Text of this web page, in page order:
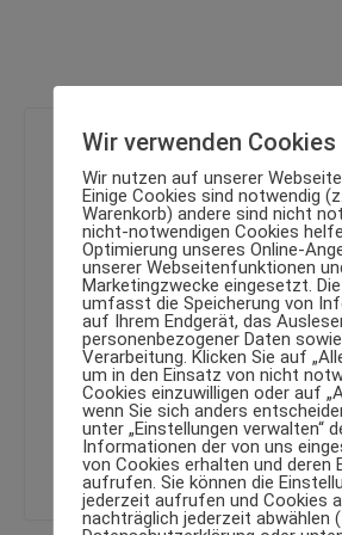
Luxus Body
Luxus-Body.de ist eine online
wertvollen Tipps rund ums Training
draußen oder Zuhause. Wir
Weg zu deinem ganz persönlichen
zeigen dir, wie Du deinen Körper auf
bringst. Hier findest Du alles für
Body Builder.
Wir verwenden Cookies
Wir nutzen auf unserer
Einige Cookies sind notwendig
Warenkorb) andere sind nicht
nicht-notwendigen Cookies
Optimierung unseres Online-
unserer Webseitenfunktionen
Marketingzwecke eingesetzt. Die
umfasst die Speicherung von
auf Ihrem Endgerät, das
personenbezogener Daten
Verarbeitung. Klicken Sie auf
um in den Einsatz von nicht
Cookies einzuwilligen oder auf
wenn Sie sich anders
unter „Einstellungen verwalten“
Informationen der von uns
von Cookies erhalten und deren
aufrufen. Sie können die
jederzeit aufrufen und Cookies
nachträglich jederzeit abwählen